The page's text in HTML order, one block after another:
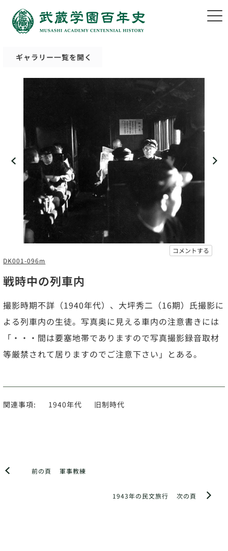
ギャラリー一覧を開く
コメントする
DK001-096m
戦時中の列車内
撮影時期不詳（1940年代）、大坪秀二（16期）氏撮影に
よる列車内の生徒。写真奥に見える車内の注意書きには
「・・・間は要塞地帯でありますので写真撮影録音取材
等厳禁されて居りますのでご注意下さい」とある。
関連事項: 1940年代 旧制時代
前の頁 軍事教練
次の頁
1943年の民文旅行